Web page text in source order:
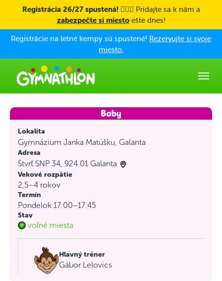
Skip to main content
Registrácia 26/27 spustená! 🤸🏼‍♀️ Pridajte sa k nám a
zabezpečte si miestoešte dnes!
Registrácie na letné kempy sú spustené! Rezervujte si svoje
miesto.
Lokalita
Gymnázium Janka Matúšku, Galanta
Adresa
Štvrť SNP 34, 924 01 Galanta
Vekové rozpätie
2,5–4 rokov
Termín
Pondelok 17:00–17:45
Stav
voľné miesta
Hlavný tréner
Gábor Lelovics